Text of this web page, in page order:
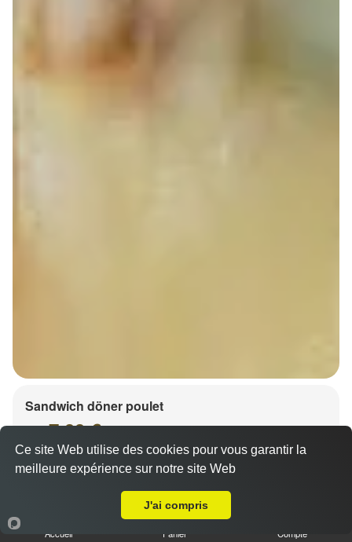
Sandwich döner poulet
7.00 €
Accueil Panier Compte
Ce site Web utilise des cookies pour vous garantir la
meilleure expérience sur notre site Web
J'ai compris